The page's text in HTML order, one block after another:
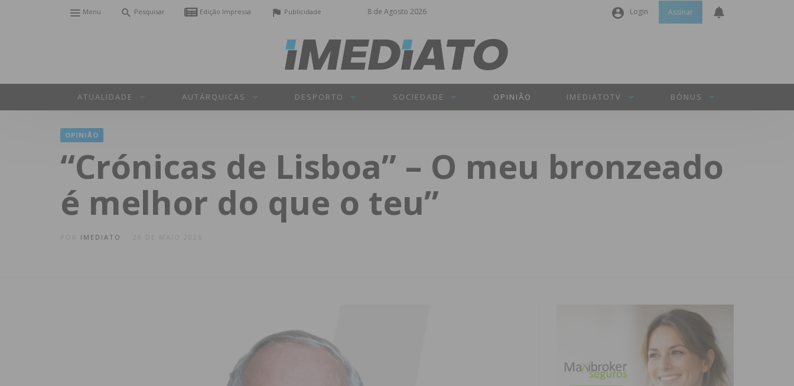
8 de Agosto 2026
Menu Pesquisar Edição Impressa Publicidade Login
Senha
INICIAR SESSÃO
Assinar
ATUALIDADE AUTÁRQUICAS DESPORTO SOCIEDADE OPINIÃO IMEDIATOTV BÓNUS
OPINIÃO
“Crónicas de Lisboa” – O meu bronzeado
é melhor do que o teu”
IMEDIATO 28 DE MAIO 2026